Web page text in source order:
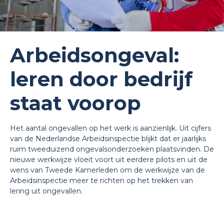
Arbeidsongeval:
leren door bedrijf
staat voorop
Het aantal ongevallen op het werk is aanzienlijk. Uit cijfers
van de Nederlandse Arbeidsinspectie blijkt dat er jaarlijks
ruim tweeduizend ongevalsonderzoeken plaatsvinden. De
nieuwe werkwijze vloeit voort uit eerdere pilots en uit de
wens van Tweede Kamerleden om de werkwijze van de
Arbeidsinspectie meer te richten op het trekken van
lering uit ongevallen.